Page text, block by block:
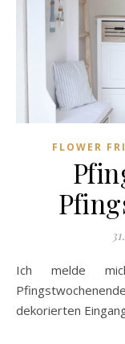
FLOWER
Ich melde mich zurück...Mit Pfingstrosen zum
dekorierten